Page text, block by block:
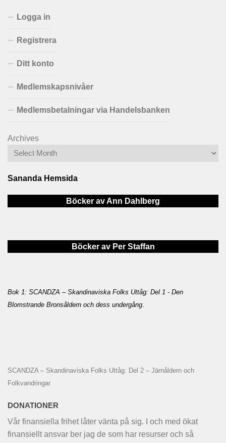
Logga in
Registrera
Ditt konto
Medlemskapsnivåer
Medlemsbetalningar via Handelsbanken
Archives
Sananda Hemsida
Böcker av Ann Dahlberg
Böcker av Per Staffan
Bok 1: SCANDZA – Skandinaviska Folks Uttåg: Del 1 - Den
Blomstrande Bronsåldern och dess undergång
SCANDZA – Skandinaviska Folks Uttåg: Del 2 – Järnåldern och
Folkvandringar
DONATIONER
Vår finansiella frihet låter vänta på sig. I och med ökat
finansiellt ansvar ber jag de som har resurser och så